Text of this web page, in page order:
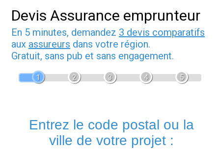
Devis Assurance emprunteur
En 5 minutes, demandez 3 devis comparatifs
aux assureurs dans votre région.
Gratuit, sans pub et sans engagement.
1 2 3 4 5
Entrez le code postal ou la
ville de votre projet :